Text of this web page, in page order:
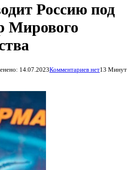
Россию под
Мирового
14.07.2023Комментариев нет13 Минут